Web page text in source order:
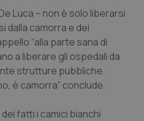
Luca – non è solo liberarsi
dalla camorra e dei
“alla parte sana di
a liberare gli ospedali da
strutture pubbliche.
è camorra” conclude
fatti i camici bianchi